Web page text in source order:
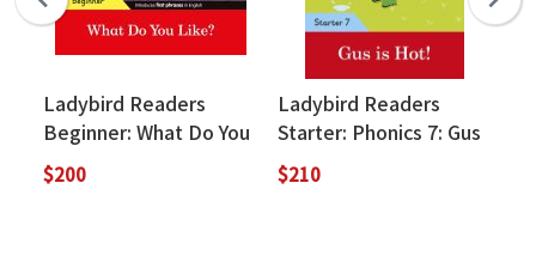
Ladybird Readers
Beginner: What Do You
Like?
$200
Ladybird Readers
Starter: Phonics 7: Gus
is Hot!
$210